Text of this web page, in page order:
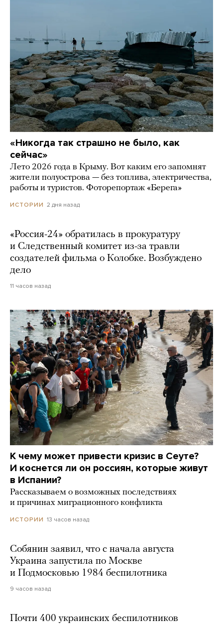
«Никогда так страшно не было, как
сейчас»
Лето 2026 года в Крыму. Вот каким его запомнят
жители полуострова — без топлива, электричества,
работы и туристов. Фоторепортаж «Берега»
ИСТОРИИ 2 дня назад
«Россия-24» обратилась в прокуратуру
и Следственный комитет из-за травли
создателей фильма о Колобке. Возбуждено
дело
11 часов назад
К чему может привести кризис в Сеуте?
И коснется ли он россиян, которые живут
в Испании?
Рассказываем о возможных последствиях
и причинах миграционного конфликта
ИСТОРИИ 13 часов назад
Собянин заявил, что с начала августа
Украина запустила по Москве
и Подмосковью 1984 беспилотника
9 часов назад
Почти 400 украинских беспилотников